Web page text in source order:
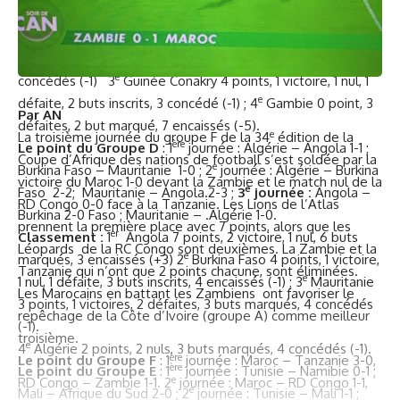
Cameroun 2-3.
: 1er Sénégal 9 points, 3
victoires, 8 marqués, 1 encaissé (goal-différence +7) ; 2e
concédés (-1) 3eGuinée Conakry 4 points, 1 victoire, 1 nul, 1
défaite, 2 buts inscrits, 3 concédé (-1) ; 4e Gambie 0 point, 3
défaites, 2 but marqué, 7 encaissés (-5).
Le point du Groupe D : 1èrejournée : Algérie – Angola 1-1 ;
Burkina Faso – Mauritanie 1-0 ; 2ejournée : Algérie – Burkina
Faso 2-2; Mauritanie – Angola.2-3 ;3ejournée :Angola –
Burkina 2-0 Faso ; Mauritanie – .Algérie 1-0.
Classement :1erAngola 7 points, 2 victoire, 1 nul, 6 buts
marqués, 3 encaissés (+3) 2eBurkina Faso 4 points, 1 victoire,
1 nul, 1 défaite, 3 buts inscrits, 4 encaissés (-1) ; 3eMauritanie
3 points, 1 victoires, 2 défaites, 3 buts marqués, 4 concédés
(-1).
4eAlgérie 2 points, 2 nuls, 3 buts marqués, 4 concédés (-1).
Le point du Groupe E : 1ère journée : Tunisie – Namibie 0-1 ;
Mali – Afrique du Sud 2-0 ; 2ejournée : Tunisie – Mali 1-1 ;
Par AN
La troisième journée du groupe F de la 34e édition de la
Coupe d’Afrique des nations de football s’est soldée par la
victoire du Maroc 1-0 devant la Zambie et le match nul de la
RD Congo 0-0 face à la Tanzanie. Les Lions de l’Atlas
prennent la première place avec 7 points, alors que les
Léopards de la RC Congo sont deuxièmes. La Zambie et la
Tanzanie qui n’ont que 2 points chacune, sont éliminées.
Les Marocains en battant les Zambiens ont favoriser le
repêchage de la Côte d’Ivoire (groupe A) comme meilleur
troisième.
Le point du Groupe F : 1ère journée : Maroc – Tanzanie 3-0,
RD Congo – Zambie 1-1. 2e journée : Maroc – RD Congo 1-1,